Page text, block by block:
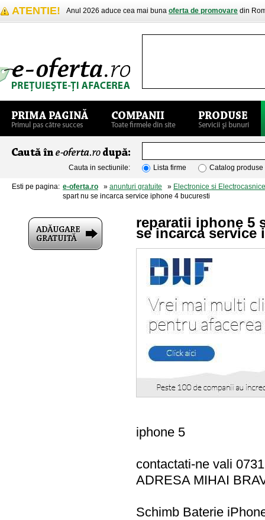
ATENTIE! Anul 2026 aduce cea mai buna oferta de promovare din
Cauta in sectiunile: Lista firme Catalog produse
Esti pe pagina: e-oferta.ro » anunturi gratuite » Electronice si Electrocasnice
spart nu se incarca service iphone 4 bucuresti
reparatii iphone 5
se incarca service
iphone 5
contactati-ne vali
ADRESA MIHAI
Schimb Baterie